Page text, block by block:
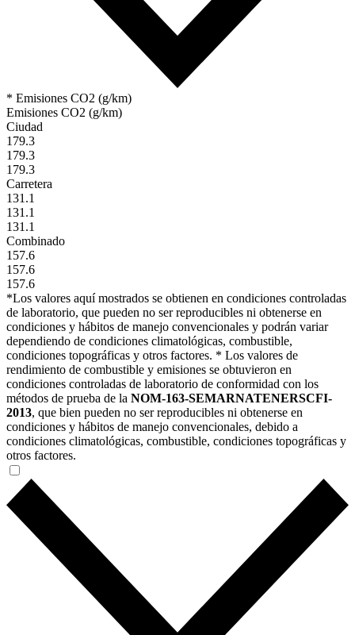
* Emisiones CO2 (g/km)
Emisiones CO2 (g/km)
Ciudad
179.3
179.3
179.3
Carretera
131.1
131.1
131.1
Combinado
157.6
157.6
157.6
*Los valores aquí mostrados se obtienen en condiciones controladas
de laboratorio, que pueden no ser reproducibles ni obtenerse en
condiciones y hábitos de manejo convencionales y podrán variar
dependiendo de condiciones climatológicas, combustible,
condiciones topográficas y otros factores. * Los valores de
rendimiento de combustible y emisiones se obtuvieron en
condiciones controladas de laboratorio de conformidad con los
métodos de prueba de la NOM-163-SEMARNATENERSCFI-
2013, que bien pueden no ser reproducibles ni obtenerse en
condiciones y hábitos de manejo convencionales, debido a
condiciones climatológicas, combustible, condiciones topográficas y
otros factores.